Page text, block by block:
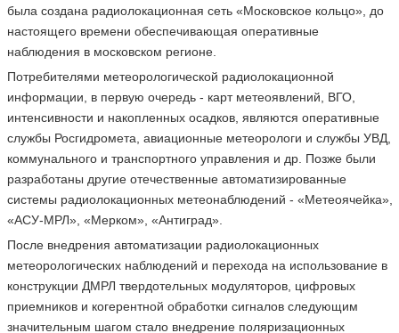
была создана радиолокационная сеть «Московское кольцо», до
настоящего времени обеспечивающая оперативные
наблюдения в московском регионе.
Потребителями метеорологической радиолокационной
информации, в первую очередь - карт метеоявлений, ВГО,
интенсивности и накопленных осадков, являются оперативные
службы Росгидромета, авиационные метеорологи и службы УВД,
коммунального и транспортного управления и др. Позже были
разработаны другие отечественные автоматизированные
системы радиолокационных метеонаблюдений - «Метеоячейка»,
«АСУ-МРЛ», «Мерком», «Антиград».
После внедрения автоматизации радиолокационных
метеорологических наблюдений и перехода на использование в
конструкции ДМРЛ твердотельных модуляторов, цифровых
приемников и когерентной обработки сигналов следующим
значительным шагом стало внедрение поляризационных